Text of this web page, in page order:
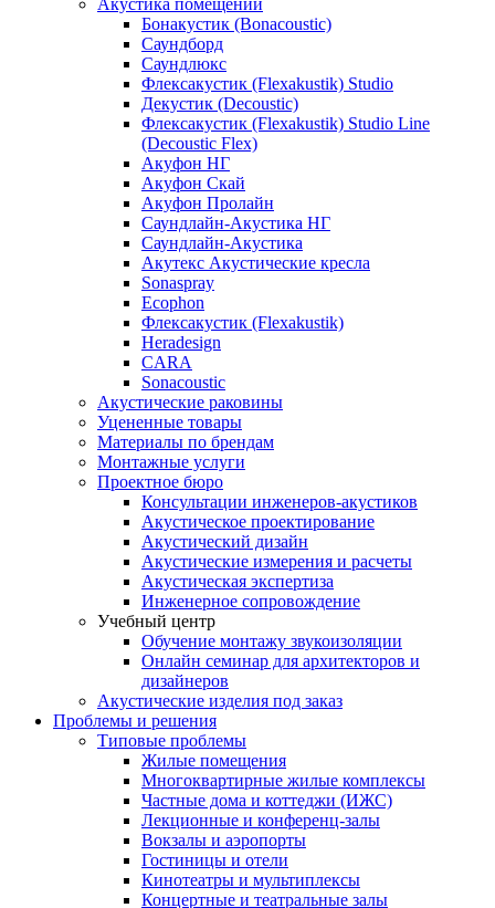
Акустика помещений
Бонакустик (Bonacoustic)
Саундборд
Саундлюкс
Флексакустик (Flexakustik) Studio
Декустик (Decoustic)
Флексакустик (Flexakustik) Studio Line
(Decoustic Flex)
Акуфон НГ
Акуфон Скай
Акуфон Пролайн
Саундлайн-Акустика НГ
Саундлайн-Акустика
Акутекс Акустические кресла
Sonaspray
Ecophon
Флексакустик (Flexakustik)
Heradesign
CARA
Sonacoustic
Акустические раковины
Уцененные товары
Материалы по брендам
Монтажные услуги
Проектное бюро
Консультации инженеров-акустиков
Акустическое проектирование
Акустический дизайн
Акустические измерения и расчеты
Акустическая экспертиза
Инженерное сопровождение
Учебный центр
Обучение монтажу звукоизоляции
Онлайн семинар для архитекторов и
дизайнеров
Акустические изделия под заказ
Проблемы и решения
Типовые проблемы
Жилые помещения
Многоквартирные жилые комплексы
Частные дома и коттеджи (ИЖС)
Лекционные и конференц-залы
Вокзалы и аэропорты
Гостиницы и отели
Кинотеатры и мультиплексы
Концертные и театральные залы